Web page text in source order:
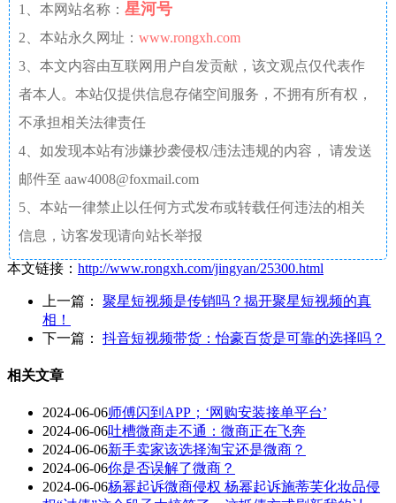
1、本网站名称： 星河号
2、本站永久网址： www.rongxh.com
3、本文内容由互联网用户自发贡献，该文观点仅代表作
者本人。本站仅提供信息存储空间服务，不拥有所有权，
不承担相关法律责任
4、如发现本站有涉嫌抄袭侵权/违法违规的内容， 请发送
邮件至 aaw4008@foxmail.com
5、本站一律禁止以任何方式发布或转载任何违法的相关
信息，访客发现请向站长举报
本文链接： http://www.rongxh.com/jingyan/25300.html
上一篇： 聚星短视频是传销吗？揭开聚星短视频的真
相！
下一篇： 抖音短视频带货：怡豪百货是可靠的选择吗？
相关文章
2024-06-06师傅闪到APP；‘网购安装接单平台’
2024-06-06吐槽微商走不通：微商正在飞奔
2024-06-06新手卖家该选择淘宝还是微商？
2024-06-06你是否误解了微商？
2024-06-06杨幂起诉微商侵权 杨幂起诉施蒂芙化妆品侵